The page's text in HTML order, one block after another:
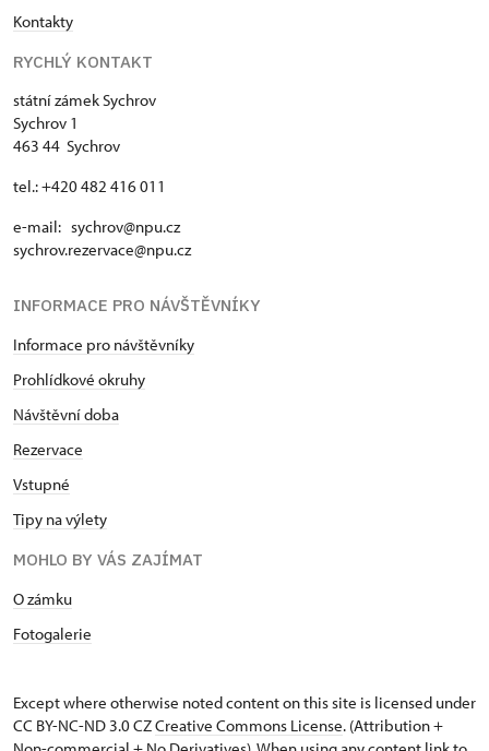
Kontakty
RYCHLÝ KONTAKT
státní zámek Sychrov
Sychrov 1
463 44 Sychrov
tel.: +420 482 416 011
e-mail: sychrov@npu.cz
sychrov.rezervace@npu.cz
INFORMACE PRO NÁVŠTĚVNÍKY
Informace pro návštěvníky
Prohlídkové okruhy
Návštěvní doba
Rezervace
Vstupné
Tipy na výlety
MOHLO BY VÁS ZAJÍMAT
O zámku
Fotogalerie
Except where otherwise noted content on this site is licensed under
CC BY-NC-ND 3.0 CZCreative Commons License. (Attribution +